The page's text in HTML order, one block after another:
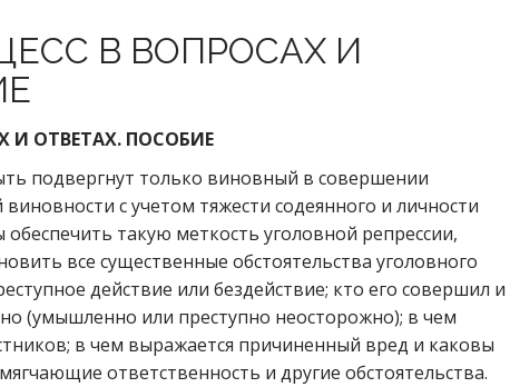
В ВОПРОСАХ И
И ОТВЕТАХ. ПОСОБИЕ
подвергнут только виновный в совершении
с учетом тяжести содеянного и личности
такую меткость уголовной репрессии,
все существенные обстоятельства уголовного
действие или бездействие; кто его совершил и
(умышленно или преступно неосторожно); в чем
в чем выражается причиненный вред и каковы
ответственность и другие обстоятельства.